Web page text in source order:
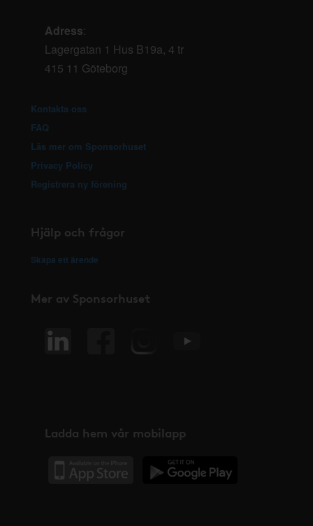
Adress:
Lagergatan 1 Hus B19a, 4 tr
415 11 Göteborg
Kontakta oss
FAQ
Läs mer om Sponsorhuset
Privacy Policy
Registrera ny förening
Hjälp och frågor
Skapa ett ärende
Mer av Sponsorhuset
Ladda hem vår mobilapp